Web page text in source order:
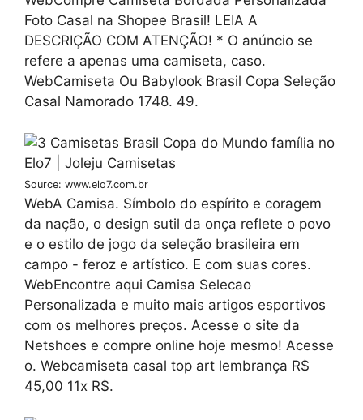
Foto Casal na Shopee Brasil! LEIA A
DESCRIÇÃO COM ATENÇÃO! * O anúncio se
refere a apenas uma camiseta, caso.
WebCamiseta Ou Babylook Brasil Copa Seleção
Casal Namorado 1748. 49.
Source: www.elo7.com.br
WebA Camisa. Símbolo do espírito e coragem
da nação, o design sutil da onça reflete o povo
e o estilo de jogo da seleção brasileira em
campo - feroz e artístico. E com suas cores.
WebEncontre aqui Camisa Selecao
Personalizada e muito mais artigos esportivos
com os melhores preços. Acesse o site da
Netshoes e compre online hoje mesmo! Acesse
o. Webcamiseta casal top art lembrança R$
45,00 11x R$.